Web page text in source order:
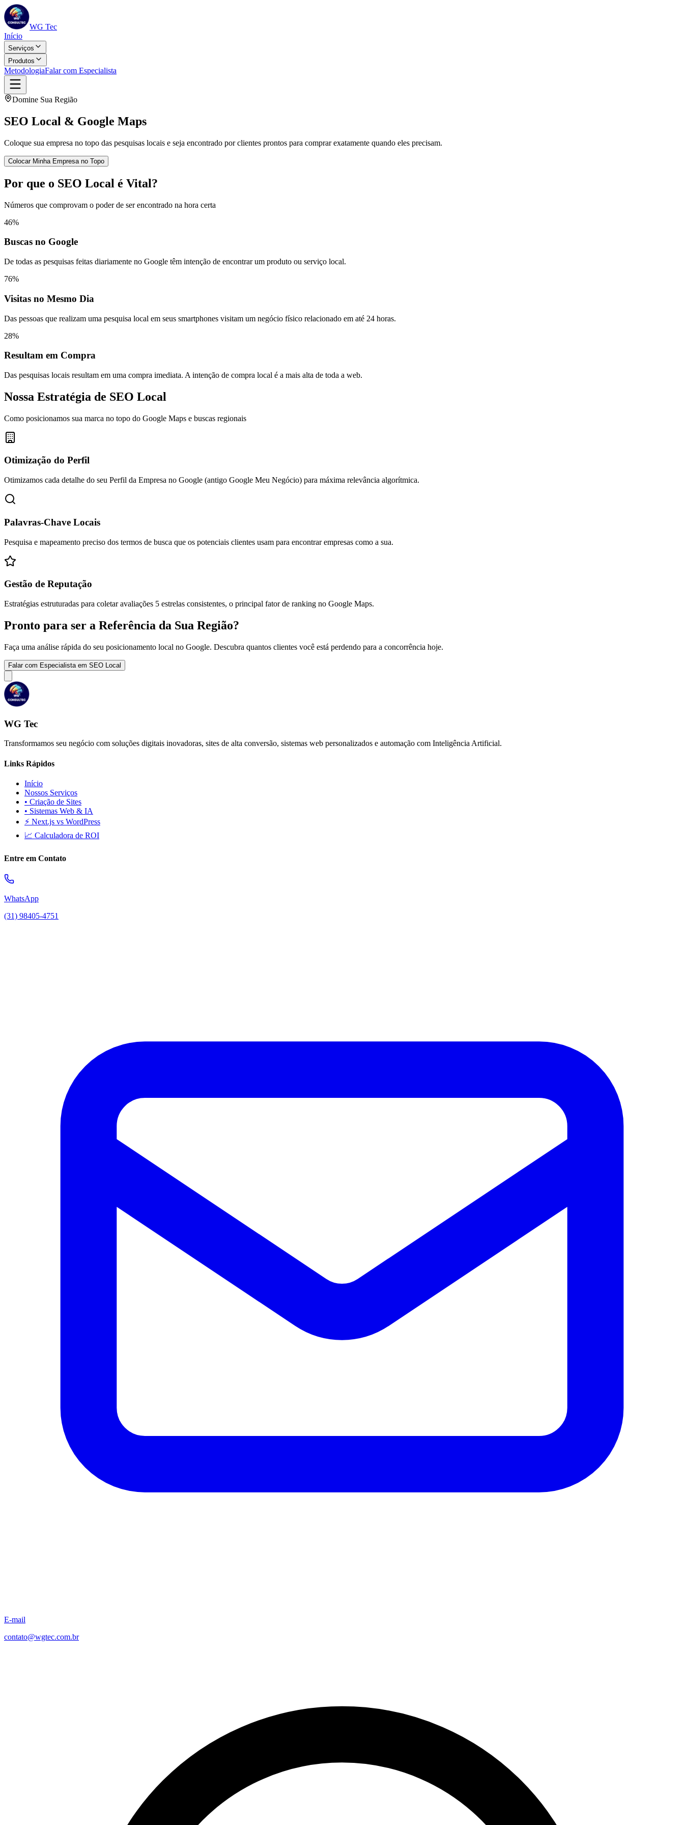
WG Tec
Início
Serviços
Produtos
MetodologiaFalar com Especialista
Domine Sua Região
SEO Local & Google Maps
Coloque sua empresa no topo das pesquisas locais e seja encontrado por clientes prontos para comprar exatamente quando eles precisam.
Colocar Minha Empresa no Topo
Por que o SEO Local é Vital?
Números que comprovam o poder de ser encontrado na hora certa
46%
Buscas no Google
De todas as pesquisas feitas diariamente no Google têm intenção de encontrar um produto ou serviço local.
76%
Visitas no Mesmo Dia
Das pessoas que realizam uma pesquisa local em seus smartphones visitam um negócio físico relacionado em até 24 horas.
28%
Resultam em Compra
Das pesquisas locais resultam em uma compra imediata. A intenção de compra local é a mais alta de toda a web.
Nossa Estratégia de SEO Local
Como posicionamos sua marca no topo do Google Maps e buscas regionais
Otimização do Perfil
Otimizamos cada detalhe do seu Perfil da Empresa no Google (antigo Google Meu Negócio) para máxima relevância algorítmica.
Palavras-Chave Locais
Pesquisa e mapeamento preciso dos termos de busca que os potenciais clientes usam para encontrar empresas como a sua.
Gestão de Reputação
Estratégias estruturadas para coletar avaliações 5 estrelas consistentes, o principal fator de ranking no Google Maps.
Pronto para ser a Referência da Sua Região?
Faça uma análise rápida do seu posicionamento local no Google. Descubra quantos clientes você está perdendo para a concorrência hoje.
Falar com Especialista em SEO Local
WG Tec
Transformamos seu negócio com soluções digitais inovadoras, sites de alta conversão, sistemas web personalizados e automação com Inteligência Artificial.
Links Rápidos
Início
Nossos Serviços
• Criação de Sites
• Sistemas Web & IA
⚡ Next.js vs WordPress
📈 Calculadora de ROI
Entre em Contato
WhatsApp
(31) 98405-4751
E-mail
contato@wgtec.com.br